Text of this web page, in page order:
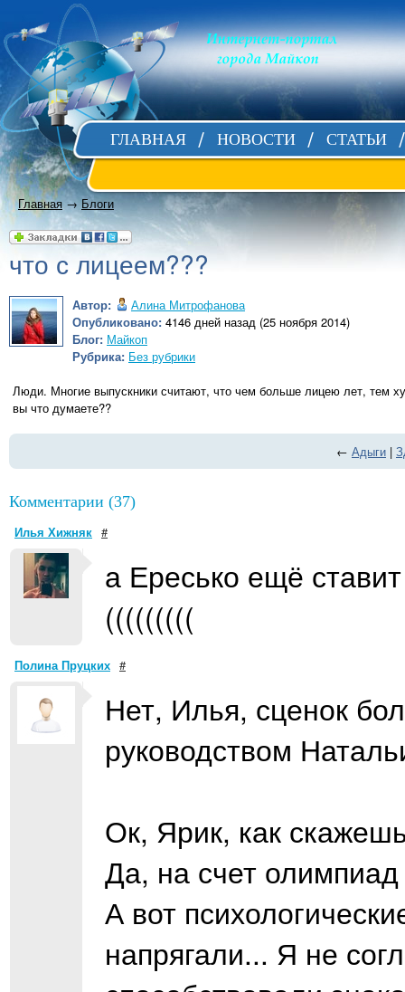
ГЛАВНАЯ НОВОСТИ СТАТЬИ
Главная→Блоги
что с лицеем???
Автор:
Алина Митрофанова
Опубликовано: 4146 дней назад (25 ноября 2014)
Блог: Майкоп
Рубрика: Без рубрики
Люди. Многие выпускники считают, что чем больше лицею лет, тем
вы что думаете??
← Адыги |
Комментарии (37)
Илья Хижняк #
а Ересько ещё
(((((((((
Полина Пруцких #
Нет, Илья, сценок
руководством
Ок, Ярик, как
Да, на счет
А вот
напрягали... Я не